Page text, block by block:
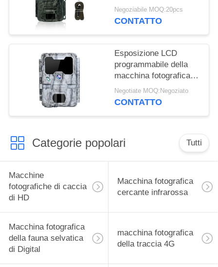
sensore 4G di CMOS
rinforza la macchina
Trail
Negoziabile MOQ:20pcs
CONTATTO
Esposizione LCD
programmabile della
macchina fotografica
24MP With della fauna
selvatica nascosta
Negotiate MOQ:Negoziato
CONTATTO
Categorie popolari Tutti
Macchine
fotografiche di caccia
di HD
Macchina fotografica
cercante infrarossa
Macchina fotografica
della fauna selvatica
di Digital
macchina fotografica
della traccia 4G